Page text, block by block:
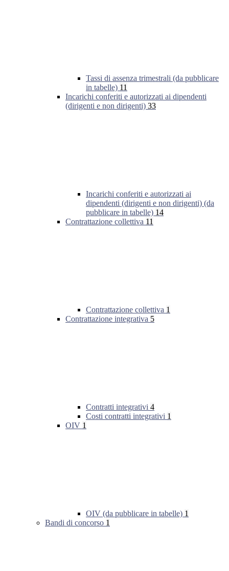
Tassi di assenza trimestrali (da pubblicare
in tabelle) 11
Incarichi conferiti e autorizzati ai dipendenti
(dirigenti e non dirigenti) 33
Incarichi conferiti e autorizzati ai
dipendenti (dirigenti e non dirigenti) (da
pubblicare in tabelle) 14
Contrattazione collettiva 11
Contrattazione collettiva 1
Contrattazione integrativa 5
Contratti integrativi 4
Costi contratti integrativi 1
OIV 1
OIV (da pubblicare in tabelle) 1
Bandi di concorso 1